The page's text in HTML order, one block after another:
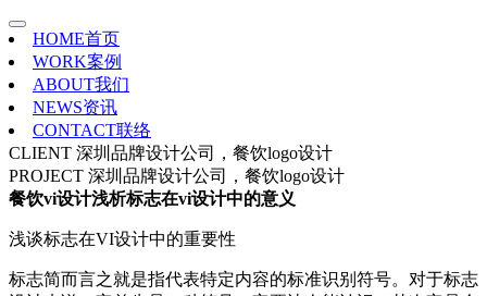
HOME首页
WORK案例
ABOUT我们
NEWS资讯
CONTACT联络
CLIENT 深圳品牌设计公司，餐饮logo设计
PROJECT 深圳品牌设计公司，餐饮logo设计
餐饮vi设计浅析标志在vi设计中的意义
浅谈标志在VI设计中的重要性
标志简而言之就是指代表特定内容的标准识别符号。对于标志